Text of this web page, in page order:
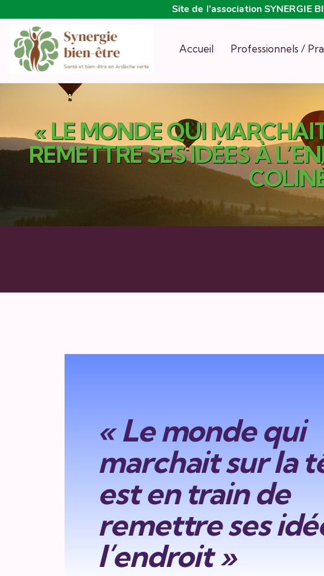
Site de l’association SYNERGIE
Accueil Professionnels /
« LE MONDE QUI
REMETTRE SES IDÉES À
« Le monde qui
marchait sur la
est en train de
remettre ses
l’endroit »